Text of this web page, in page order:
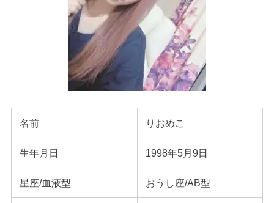
名前 りおめこ
生年月日 1998年5月9日
星座/血液型 おうし座/AB型